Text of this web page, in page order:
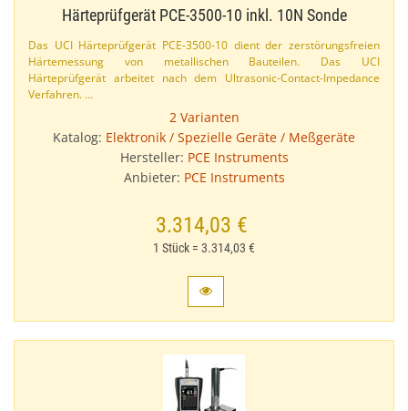
Härteprüfgerät PCE-​3500-​10 inkl. 10N Sonde
Das UCI Härteprüfgerät PCE-​3500-​10 dient der zerstörungsfreien
Härtemessung von metallischen Bauteilen. Das UCI
Härteprüfgerät arbeitet nach dem Ultrasonic-​Contact-​Impedance
Verfahren. …
2 Varianten
Katalog: Elektronik / Spezielle Geräte / Meßgeräte
Hersteller: PCE Instruments
Anbieter: PCE Instruments
3.314,03 €
1 Stück = 3.314,03 €